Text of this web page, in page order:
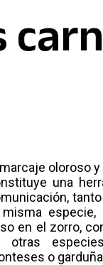
oloroso
una
misma
en el zorro,
otras
o